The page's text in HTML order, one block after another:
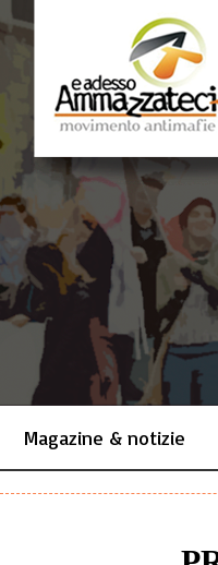
Magazine & notizie